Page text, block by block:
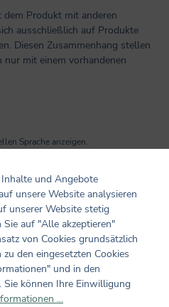
dem Produkt mit anderen
ausschließlich auf Produkte
Diesen Zusammenhang stellen
mit einem vorhandenen
Sprache anzeigen.
Teilen Sie Ihre
und Angebote
unsere Website analysieren
unserer Website stetig
auf "Alle akzeptieren"
von Cookies grundsätzlich
den eingesetzten Cookies
und in den
Sie können Ihre Einwilligung
...